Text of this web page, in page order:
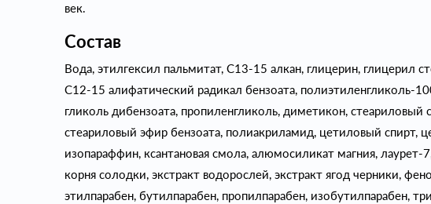
век.
Состав
Вода, этилгексил пальмитат, С13-15 алкан, глицерин, глицерил
С12-15 алифатический радикал бензоата, полиэтиленгликоль-
гликоль дибензоата, пропиленгликоль, диметикон, стеариловый
стеариловый эфир бензоата, полиакриламид, цетиловый спирт,
изопараффин, ксантановая смола, алюмосиликат магния, лаурет-
корня солодки, экстракт водорослей, экстракт ягод черники,
этилпарабен, бутилпарабен, пропилпарабен, изобутилпарабен,